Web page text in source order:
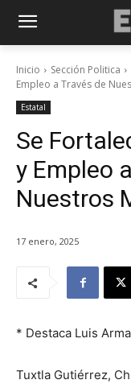
Inicio Sección Politica
Empleo a Través de
Estatal
Se
y Empleo
Nuestros
17 enero, 2025
* Destaca Luis
Tuxtla Gutiérrez,